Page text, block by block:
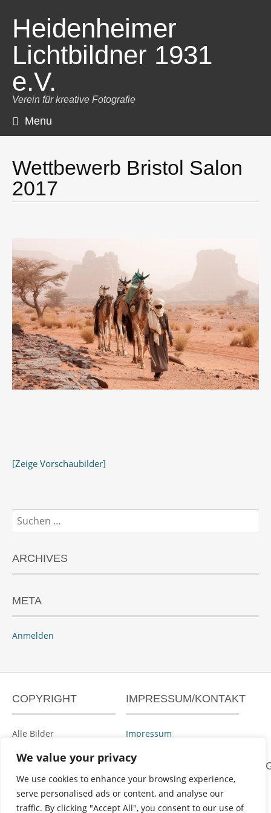
We value your privacy
We use cookies to enhance your browsing experience,
serve personalised ads or content, and analyse our
traffic. By clicking "Accept All", you consent to our use of
Heidenheimer
Lichtbildner 1931
e.V.
Verein für kreative Fotografie
Menu
Wettbewerb Bristol Salon
2017
[Zeige Vorschaubilder]
Suchen
nach:
ARCHIVES
META
Anmelden
COPYRIGHT
Alle Bilder
geschützt.
IMPRESSUM/KONTAKT
Impressum
Datenschutzerklärung